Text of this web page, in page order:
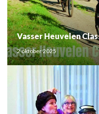
2 oktober 2025